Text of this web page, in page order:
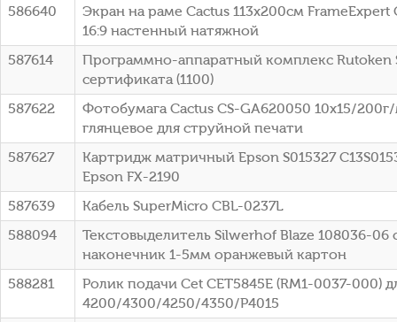
586640
Экран на раме Cactus 113x200см FrameExpert
16:9 настенный натяжной
587614
Программно-аппаратный комплекс Rutoken
сертификата (1100)
587622
Фотобумага Cactus CS-GA620050 10x15/
глянцевое для струйной печати
587627
Картридж матричный Epson S015327
Epson FX-2190
587639
Кабель SuperMicro CBL-0237L
588094
Текстовыделитель Silwerhof Blaze 108036-
наконечник 1-5мм оранжевый картон
588281
Ролик подачи Cet CET5845E (RM1-0037-000)
4200/4300/4250/4350/P4015